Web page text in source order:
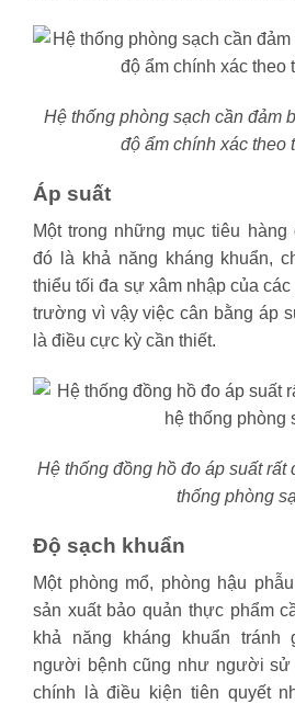
Hệ thống phòng sạch cần đảm
độ ẩm chính xác theo
Áp suất
Một trong những mục tiêu hàng
đó là khả năng kháng khuẩn,
thiểu tối đa sự xâm nhập của
trường vì vậy việc cân bằng áp
là điều cực kỳ cần thiết.
Hệ thống đồng hồ đo áp suất rất
thống phòng
Độ sạch khuẩn
Một phòng mổ, phòng hậu
sản xuất bảo quản thực phẩm
khả năng kháng khuẩn tránh
người bệnh cũng như người sử
chính là điều kiện tiên quyết